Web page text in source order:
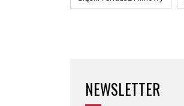
NEWSLETTER